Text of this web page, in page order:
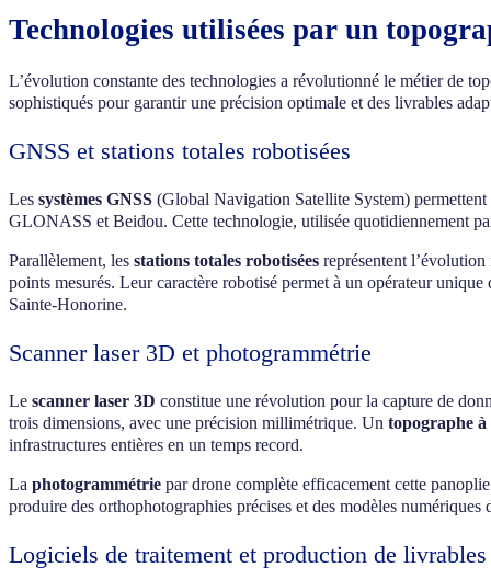
Technologies utilisées par un
L’évolution constante des technologies a révolutionné le métier de
sophistiqués pour garantir une précision optimale et des livrables
GNSS et stations totales robotisées
Les systèmes GNSS (Global Navigation Satellite System)
GLONASS et Beidou. Cette technologie, utilisée quotidiennement
Parallèlement, les stations totales robotisées représentent
points mesurés. Leur caractère robotisé permet à un opérateur
Sainte-Honorine.
Scanner laser 3D et photogrammétrie
Le scanner laser 3D constitue une révolution pour la capture de
trois dimensions, avec une précision millimétrique. Un topographe
infrastructures entières en un temps record.
La photogrammétrie par drone complète efficacement cette
produire des orthophotographies précises et des modèles
Logiciels de traitement et production de livrables